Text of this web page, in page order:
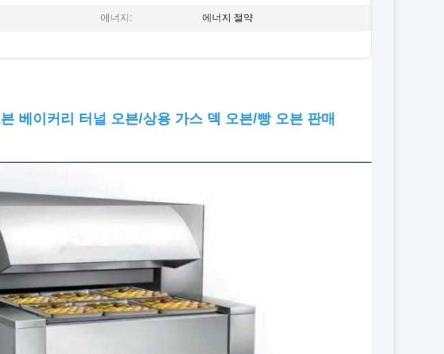
에너지: 에너지 절약
베이커리 터널 오븐/상용 가스 덱 오븐/빵 오븐 판매